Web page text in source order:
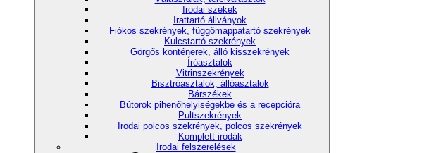
Irodai székek
Irattartó állványok
Fiókos szekrények, függőmappatartó szekrények
Kulcstartó szekrények
Görgős konténerek, álló kisszekrények
Íróasztalok
Vitrinszekrények
Bisztróasztalok, állóasztalok
Bárszékek
Bútorok pihenőhelyiségekbe és a recepcióra
Pultszekrények
Irodai polcos szekrények, polcos szekrények
Komplett irodák
Irodai felszerelések